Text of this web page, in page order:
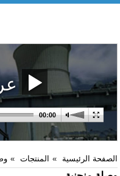
الصفحة الرئيسية المنتجات